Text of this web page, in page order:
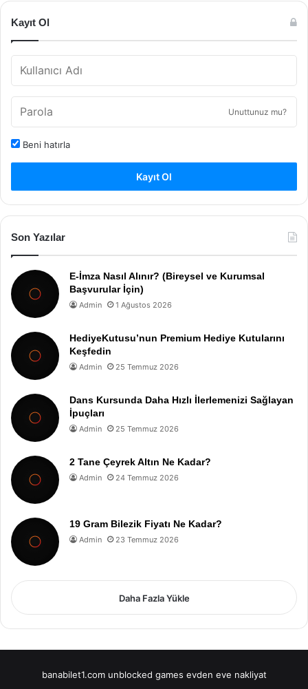
Kayıt Ol
Unuttunuz mu?
Beni hatırla
Kayıt Ol
Son Yazılar
E-İmza Nasıl Alınır? (Bireysel ve Kurumsal
Başvurular İçin)
Admin 1 Ağustos 2026
HediyeKutusu’nun Premium Hediye Kutularını
Keşfedin
Admin 25 Temmuz 2026
Dans Kursunda Daha Hızlı İlerlemenizi Sağlayan
İpuçları
Admin 25 Temmuz 2026
2 Tane Çeyrek Altın Ne Kadar?
Admin 24 Temmuz 2026
19 Gram Bilezik Fiyatı Ne Kadar?
Admin 23 Temmuz 2026
Daha Fazla Yükle
banabilet1.com unblocked games evden eve nakliyat